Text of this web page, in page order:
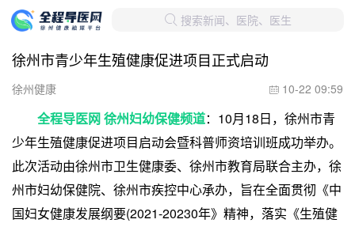
 搜索新闻、医院、医生
徐州市青少年生殖健康促进项目正式启动
徐州健康  10-22 09:59
全程导医网 徐州妇幼保健频道：10月18日，徐州市青
少年生殖健康促进项目启动会暨科普师资培训班成功举办。
此次活动由徐州市卫生健康委、徐州市教育局联合主办，徐
州市妇幼保健院、徐州市疾控中心承办，旨在全面贯彻《中
国妇女健康发展纲要(2021-20230年》精神，落实《生殖健